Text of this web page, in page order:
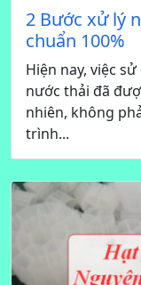
2 Bước xử lý
chuẩn 100%
Hiện nay, việc
nước thải đã
nhiên, không
trình...